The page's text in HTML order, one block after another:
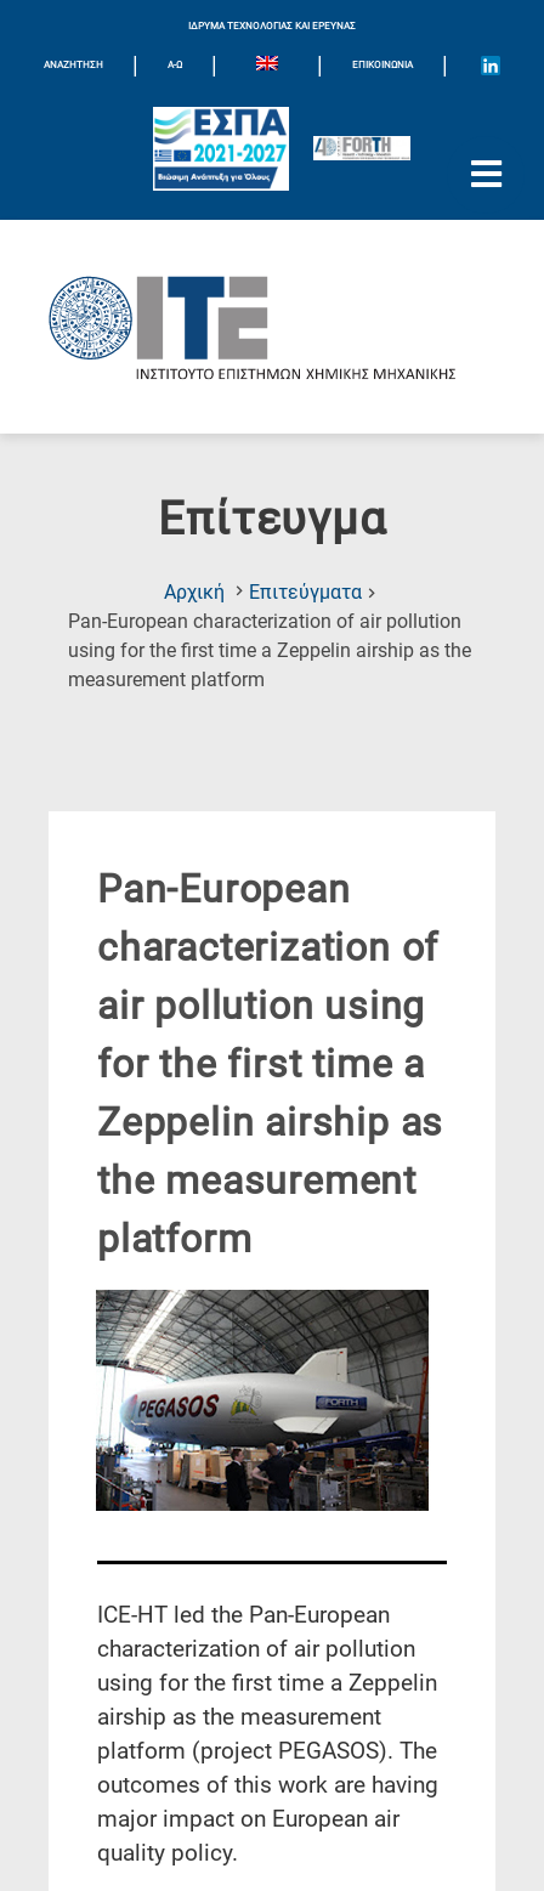
ΙΔΡΥΜΑ ΤΕΧΝΟΛΟΓΙΑΣ ΚΑΙ ΕΡΕΥΝΑΣ
ΑΝΑΖΗΤΗΣΗ | Α-Ω | | ΕΠΙΚΟΙΝΩΝΊΑ |
Επίτευγμα
Αρχική
Επιτεύγματα
Pan-European characterization of air pollution
using for the first time a Zeppelin airship as the
measurement platform
Pan-European
characterization of
air pollution using
for the first time a
Zeppelin airship as
the measurement
platform
ICE-HT led the Pan-European
characterization of air pollution
using for the first time a Zeppelin
airship as the measurement
platform (project PEGASOS). The
outcomes of this work are having
major impact on European air
quality policy.